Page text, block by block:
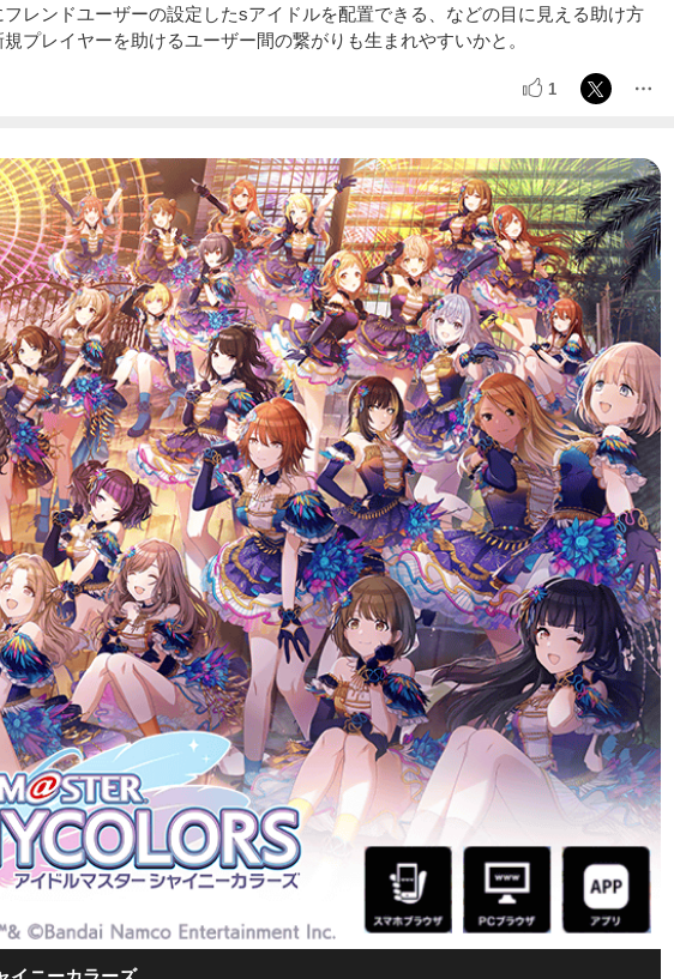
レンドユーザーの設定したsアイドルを配置できる、などの目に見える助け方
プレイヤーを助けるユーザー間の繋がりも生まれやすいかと。
1